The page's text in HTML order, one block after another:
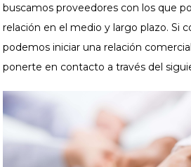
buscamos proveedores con los que
relación en el medio y largo plazo. Si
podemos iniciar una relación
ponerte en contacto a través del